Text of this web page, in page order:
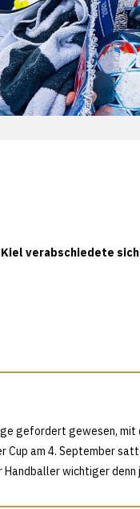
verabschiedete
gefordert gewesen, mit
Cup am 4. September
Handballer wichtiger denn